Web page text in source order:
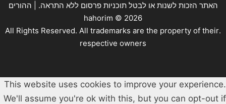
האתר הזכות לשנות או לבטל תוכניות פרסום ללא התראה. | ההורים
hahorim © 2026
.All Rights Reserved. All trademarks are the property of their
respective owners
This website uses cookies to improve your experience.
We'll assume you're ok with this, but you can opt-out if